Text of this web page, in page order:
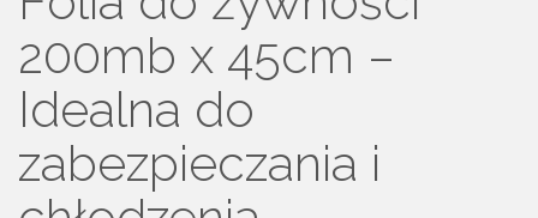
200mb x 45cm –
Idealna do
zabezpieczania i